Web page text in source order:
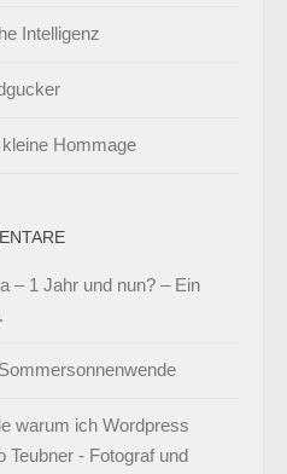
Intelligenz
Hommage
– 1 Jahr und nun? – Ein
Sommersonnenwende
warum ich Wordpress
Teubner - Fotograf und